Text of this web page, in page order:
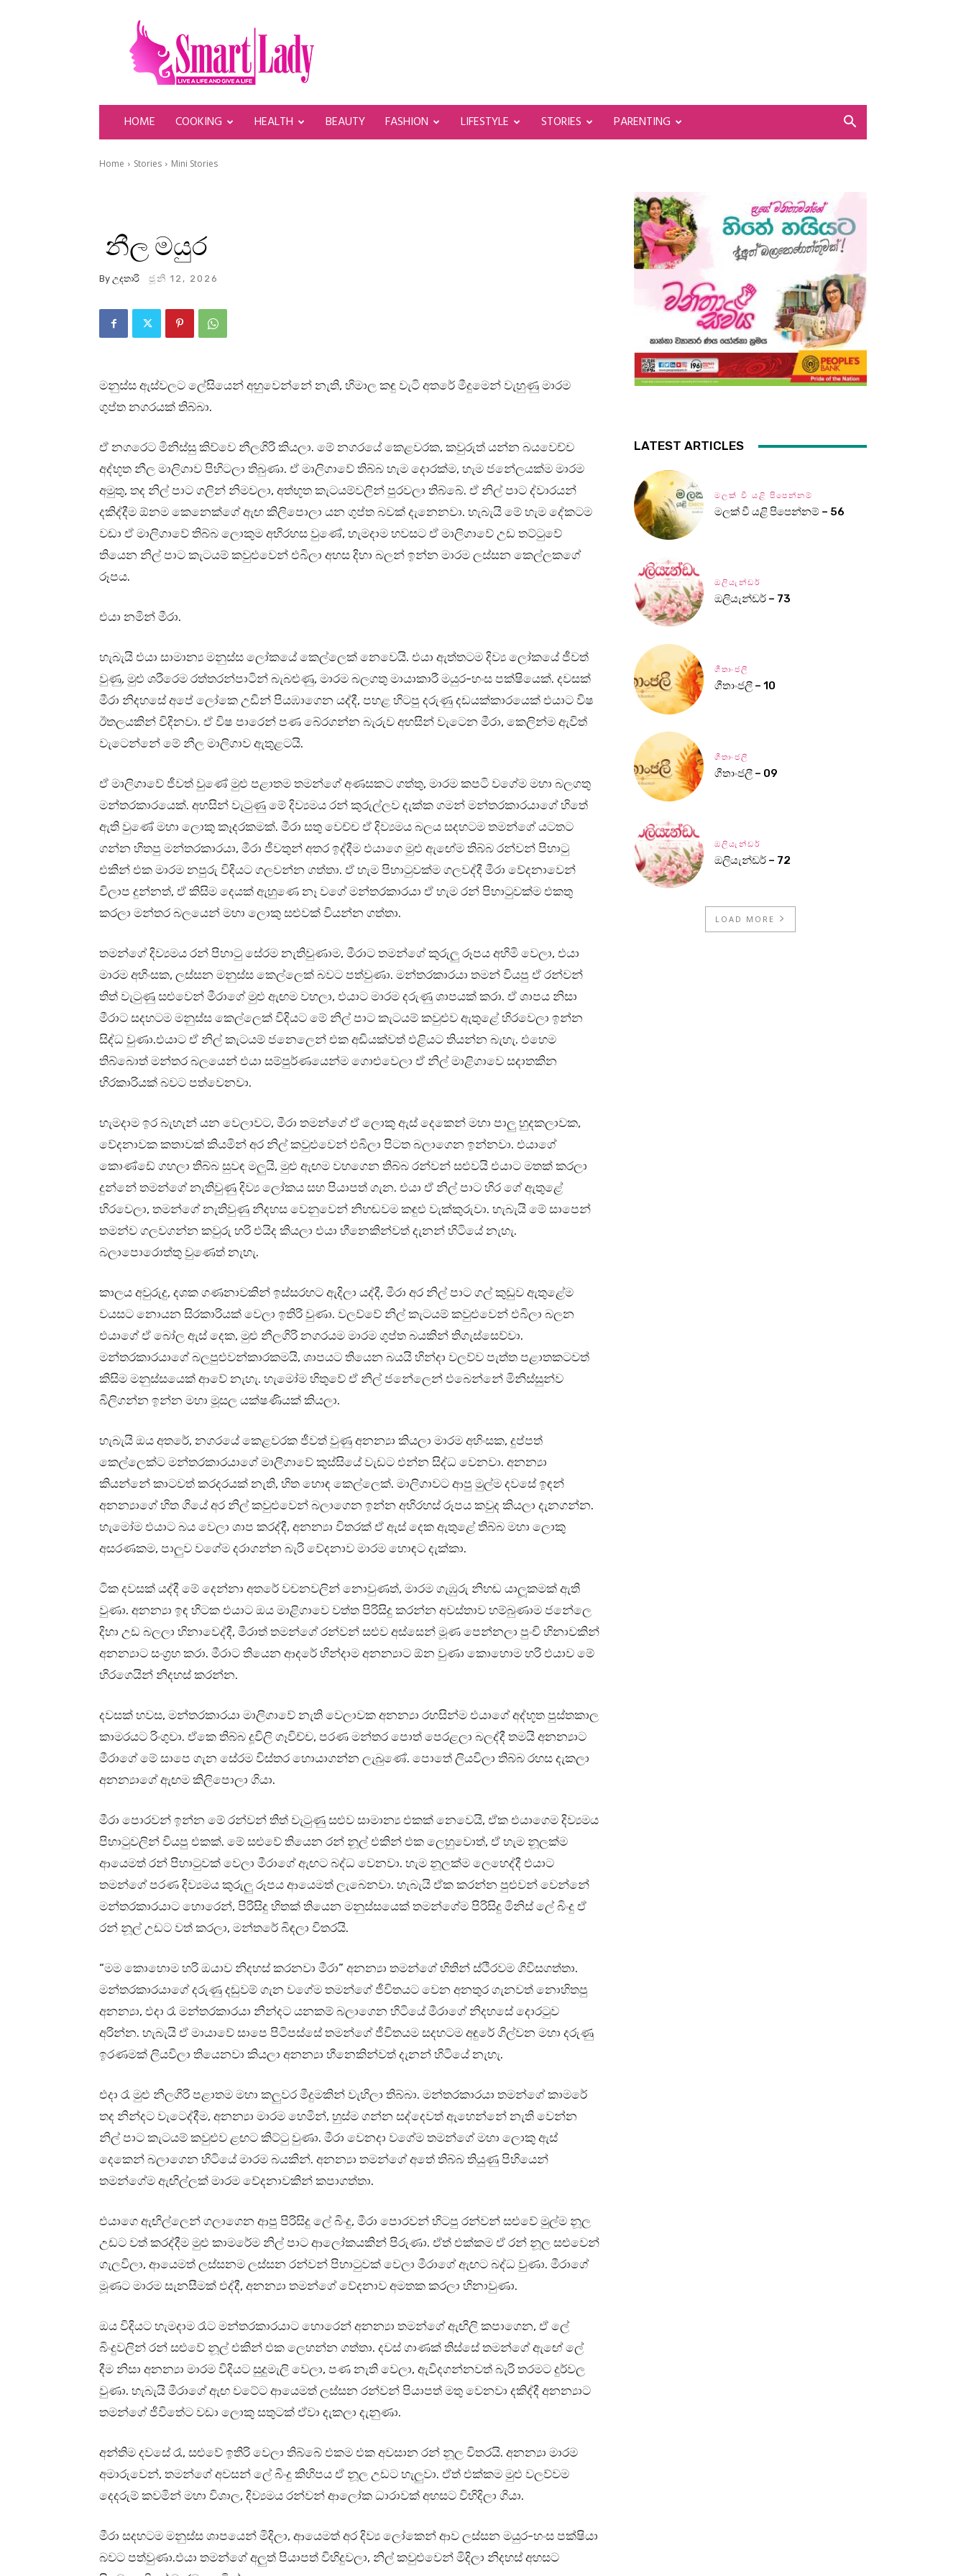
SmartLady
HOME COOKING HEALTH BEAUTY FASHION LIFESTYLE STORIES PARENTING
Home Stories Mini Stories
නීල මයුර
By උදතාරි ජූනි 12, 2026
මනුස්ස ඇස්වලට ලේසියෙන් අහුවෙන්නේ නැති, හිමාල කඳු වැටි අතරේ මීදුමෙන් වැහුණු මාරම
ගුප්ත නගරයක් තිබ්බා.
ඒ නගරෙට මිනිස්සු කිව්වෙ නීලගිරි කියලා. මේ නගරයේ කෙළවරක, කවුරුත් යන්න බයවෙච්ච
අද්භූත නීල මාලිගාව පිහිටලා තිබුණා. ඒ මාලිගාවේ තිබ්බ හැම දොරක්ම, හැම ජනේලයක්ම මාරම
අමුතු, තද නිල් පාට ගලින් නිමවලා, අත්භූත කැටයම්වලින් පුරවලා තිබ්බේ. ඒ නිල් පාට ද්වාරයන්
දකිද්දීම ඕනම කෙනෙක්ගේ ඇඟ කිලිපොලා යන ගුප්ත බවක් දැනෙනවා. හැබැයි මේ හැම දේකටම
වඩා ඒ මාලිගාවේ තිබ්බ ලොකුම අභිරහස වුණේ, හැමදාම හවසට ඒ මාලිගාවේ උඩ තට්ටුවේ
තියෙන නිල් පාට කැටයම් කවුළුවෙන් එබිලා අහස දිහා බලන් ඉන්න මාරම ලස්සන කෙල්ලකගේ
රූපය.
එයා නමින් මීරා.
හැබැයි එයා සාමාන්‍ය මනුස්ස ලෝකයේ කෙල්ලෙක් නෙවෙයි. එයා ඇත්තටම දිව්‍ය ලෝකයේ ජීවත්
වුණු, මුළු ශරීරෙම රත්තරන්පාටින් බැබළුණු, මාරම බලගතු මායාකාරී මයුර-හංස පක්ෂියෙක්. දවසක්
මීරා නිදහසේ අපේ ලෝකෙ උඩින් පියඹාගෙන යද්දී, පහළ හිටපු දරුණු දඩයක්කාරයෙක් එයාට විෂ
ඊතලයකින් විදිනවා. ඒ විෂ පාරෙන් පණ බේරගන්න බැරුව අහසින් වැටෙන මීරා, කෙලින්ම ඇවිත්
වැටෙන්නේ මේ නීල මාලිගාව ඇතුළටයි.
ඒ මාලිගාවේ ජීවත් වුණේ මුළු පළාතම තමන්ගේ අණසකට ගත්තු, මාරම කපටි වගේම මහා බලගතු
මන්තරකාරයෙක්. අහසින් වැටුණු මේ දිව්‍යමය රන් කුරුල්ලව දැක්ක ගමන් මන්තරකාරයාගේ හිතේ
ඇති වුණේ මහා ලොකු කෑදරකමක්. මීරා සතු වෙච්ච ඒ දිව්‍යමය බලය සදහටම තමන්ගේ යටතට
ගන්න හිතපු මන්තරකාරයා, මීරා ජීවතුන් අතර ඉද්දීම එයාගෙ මුළු ඇඟේම තිබ්බ රන්වන් පිහාටු
එකින් එක මාරම නපුරු විදියට ගලවන්න ගත්තා. ඒ හැම පිහාටුවක්ම ගලවද්දී මීරා වේදනාවෙන්
විලාප දුන්නත්, ඒ කිසිම දෙයක් ඇහුණෙ නෑ වගේ මන්තරකාරයා ඒ හැම රන් පිහාටුවක්ම එකතු
කරලා මන්තර බලයෙන් මහා ලොකු සළුවක් වියන්න ගත්තා.
තමන්ගේ දිව්‍යමය රන් පිහාටු සේරම නැතිවුණාම, මීරාට තමන්ගේ කුරුලු රූපය අහිමි වෙලා, එයා
මාරම අහිංසක, ලස්සන මනුස්ස කෙල්ලෙක් බවට පත්වුණා. මන්තරකාරයා තමන් වියපු ඒ රන්වන්
තිත් වැටුණු සළුවෙන් මීරාගේ මුළු ඇඟම වහලා, එයාට මාරම දරුණු ශාපයක් කරා. ඒ ශාපය නිසා
මීරාට සදහටම මනුස්ස කෙල්ලෙක් විදියට මේ නිල් පාට කැටයම් කවුළුව ඇතුළේ හිරවෙලා ඉන්න
සිද්ධ වුණා.එයාට ඒ නිල් කැටයම් ජනෙලෙන් එක අඩියක්වත් එළියට තියන්න බැහැ. එහෙම
තිබ්බොත් මන්තර බලයෙන් එයා සම්පුර්ණයෙන්ම ගොළුවෙලා ඒ නිල් මාළිගාවෙ සදාතකින
හිරකාරියක් බවට පත්වෙනවා.
හැමදාම ඉර බැහැන් යන වෙලාවට, මීරා තමන්ගේ ඒ ලොකු ඇස් දෙකෙන් මහා පාලු හුදකලාවක,
වේදනාවක කතාවක් කියමින් අර නිල් කවුළුවෙන් එබිලා පිටත බලාගෙන ඉන්නවා. එයාගේ
කොණ්ඩේ ගහලා තිබ්බ සුවඳ මලුයි, මුළු ඇඟම වහගෙන තිබ්බ රන්වන් සළුවයි එයාට මතක් කරලා
දුන්නේ තමන්ගේ නැතිවුණු දිව්‍ය ලෝකය සහ පියාපත් ගැන. එයා ඒ නිල් පාට හිර ගේ ඇතුළේ
හිරවෙලා, තමන්ගේ නැතිවුණු නිදහස වෙනුවෙන් නිහඬවම කඳුළු වැක්කුරුවා. හැබැයි මේ සාපෙන්
තමන්ව ගලවගන්න කවුරු හරි එයිද කියලා එයා හීනෙකින්වත් දැනන් හිටියේ නැහැ.
බලාපොරොත්තු වුණෙත් නැහැ.
කාලය අවුරුදු, දශක ගණනාවකින් ඉස්සරහට ඇදිලා යද්දී, මීරා අර නිල් පාට ගල් කුඩුව ඇතුළේම
වයසට නොයන සිරකාරියක් වෙලා ඉතිරි වුණා. වලව්වේ නිල් කැටයම් කවුළුවෙන් එබිලා බලන
එයාගේ ඒ බෝල ඇස් දෙක, මුළු නීලගිරි නගරයම මාරම ගුප්ත බයකින් තිගැස්සෙව්වා.
මන්තරකාරයාගේ බලපුළුවන්කාරකමයි, ශාපයට තියෙන බයයි හින්දා වලව්ව පැත්ත පළාතකටවත්
කිසිම මනුස්සයෙක් ආවේ නැහැ. හැමෝම හිතුවේ ඒ නිල් ජනේලෙන් එබෙන්නේ මිනිස්සුන්ව
බිලිගන්න ඉන්න මහා මූසල යක්ෂණියක් කියලා.
හැබැයි ඔය අතරේ, නගරයේ කෙළවරක ජීවත් වුණු අනන්‍යා කියලා මාරම අහිංසක, දුප්පත්
කෙල්ලෙක්ට මන්තරකාරයාගේ මාලිගාවේ කුස්සියේ වැඩට එන්න සිද්ධ වෙනවා. අනන්‍යා
කියන්නේ කාටවත් කරදරයක් නැති, හිත හොඳ කෙල්ලෙක්. මාලිගාවට ආපු මුල්ම දවසේ ඉඳන්
අනන්‍යාගේ හිත ගියේ අර නිල් කවුළුවෙන් බලාගෙන ඉන්න අභිරහස් රූපය කවුද කියලා දැනගන්න.
හැමෝම එයාට බය වෙලා ශාප කරද්දී, අනන්‍යා විතරක් ඒ ඇස් දෙක ඇතුළේ තිබ්බ මහා ලොකු
අසරණකම, පාලුව වගේම දරාගන්න බැරි වේදනාව මාරම හොඳට දැක්කා.
ටික දවසක් යද්දී මේ දෙන්නා අතරේ වචනවලින් නොවුණත්, මාරම ගැඹුරු නිහඬ යාලූකමක් ඇති
වුණා. අනන්‍යා ඉඳ හිටක එයාට ඔය මාළිගාවෙ වත්ත පිරිසිදු කරන්න අවස්තාව හම්බුණාම ජනේලෙ
දිහා උඩ බලලා හිනාවෙද්දී, මීරාත් තමන්ගේ රන්වන් සළුව අස්සෙන් මූණ පෙන්නලා පුංචි හිනාවකින්
අනන්‍යාට සංග්‍රහ කරා. මීරාට තියෙන ආදරේ හින්දාම අනන්‍යාට ඕන වුණා කොහොම හරි එයාව මේ
හිරගෙයින් නිදහස් කරන්න.
දවසක් හවස, මන්තරකාරයා මාලිගාවේ නැති වෙලාවක අනන්‍යා රහසින්ම එයාගේ අද්භූත පුස්තකාල
කාමරයට රිංගුවා. ඒකෙ තිබ්බ දූවිලි ගෑවිච්ච, පරණ මන්තර පොත් පෙරළලා බලද්දී තමයි අනන්‍යාට
මීරාගේ මේ සාපෙ ගැන සේරම විස්තර හොයාගන්න ලැබුණේ. පොතේ ලියවිලා තිබ්බ රහස දැකලා
අනන්‍යාගේ ඇඟම කිලිපොලා ගියා.
මීරා පොරවන් ඉන්න මේ රන්වන් තිත් වැටුණු සළුව සාමාන්‍ය එකක් නෙවෙයි, ඒක එයාගෙම දිව්‍යමය
පිහාටුවලින් වියපු එකක්. මේ සළුවේ තියෙන රන් නූල් එකින් එක ලෙහුවොත්, ඒ හැම නූලක්ම
ආයෙමත් රන් පිහාටුවක් වෙලා මීරාගේ ඇඟට බද්ධ වෙනවා. හැම නූලක්ම ලෙහෙද්දී එයාට
තමන්ගේ පරණ දිව්‍යමය කුරුලු රූපය ආයෙමත් ලැබෙනවා. හැබැයි ඒක කරන්න පුළුවන් වෙන්නේ
මන්තරකාරයාට හොරෙන්, පිරිසිදු හිතක් තියෙන මනුස්සයෙක් තමන්ගේම පිරිසිදු මිනිස් ලේ බිංදු ඒ
රන් නූල් උඩට වත් කරලා, මන්තරේ බිඳලා විතරයි.
“මම කොහොම හරි ඔයාව නිදහස් කරනවා මීරා” අනන්‍යා තමන්ගේ හිතින් ස්ථිරවම ගිවිසගත්තා.
මන්තරකාරයාගේ දරුණු දඬුවම් ගැන වගේම තමන්ගේ ජීවිතයට වෙන අනතුර ගැනවත් නොහිතපු
අනන්‍යා, එදා රෑ මන්තරකාරයා නින්දට යනකම් බලාගෙන හිටියේ මීරාගේ නිදහසේ දොරටුව
අරින්න. හැබැයි ඒ මායාවේ සාපෙ පිටිපස්සේ තමන්ගේ ජීවිතයම සදහටම අඳුරේ ගිල්වන මහා දරුණු
ඉරණමක් ලියවිලා තියෙනවා කියලා අනන්‍යා හීනෙකින්වත් දැනන් හිටියේ නැහැ.
එදා රෑ මුළු නීලගිරි පළාතම මහා කලුවර මීදුමකින් වැහිලා තිබ්බා. මන්තරකාරයා තමන්ගේ කාමරේ
තද නින්දට වැටෙද්දීම, අනන්‍යා මාරම හෙමින්, හුස්ම ගන්න සද්දෙවත් ඇහෙන්නේ නැති වෙන්න
නිල් පාට කැටයම් කවුළුව ළඟට කිට්ටු වුණා. මීරා වෙනදා වගේම තමන්ගේ මහා ලොකු ඇස්
දෙකෙන් බලාගෙන හිටියේ මාරම බයකින්. අනන්‍යා තමන්ගේ අතේ තිබ්බ තියුණු පිහියෙන්
තමන්ගේම ඇඟිල්ලක් මාරම වේදනාවකින් කපාගත්තා.
එයාගෙ ඇඟිල්ලෙන් ගලාගෙන ආපු පිරිසිදු ලේ බිංදු, මීරා පොරවන් හිටපු රන්වන් සළුවේ මුල්ම නූල
උඩට වත් කරද්දීම මුළු කාමරේම නිල් පාට ආලෝකයකින් පිරුණා. ඒත් එක්කම ඒ රන් නූල සළුවෙන්
ගැලවිලා, ආයෙමත් ලස්සනම ලස්සන රන්වන් පිහාටුවක් වෙලා මීරාගේ ඇඟට බද්ධ වුණා. මීරාගේ
මූණට මාරම සැනසීමක් එද්දී, අනන්‍යා තමන්ගේ වේදනාව අමතක කරලා හිනාවුණා.
ඔය විදියට හැමදාම රෑට මන්තරකාරයාට හොරෙන් අනන්‍යා තමන්ගේ ඇඟිලි කපාගෙන, ඒ ලේ
බිංදුවලින් රන් සළුවේ නූල් එකින් එක ලෙහන්න ගත්තා. දවස් ගාණක් තිස්සේ තමන්ගේ ඇඟේ ලේ
දීම නිසා අනන්‍යා මාරම විදියට සුදුමැලි වෙලා, පණ නැති වෙලා, ඇවිදගන්නවත් බැරි තරමට දුර්වල
වුණා. හැබැයි මීරාගේ ඇඟ වටේට ආයෙමත් ලස්සන රන්වන් පියාපත් මතු වෙනවා දකිද්දී අනන්‍යාට
තමන්ගේ ජීවිතේට වඩා ලොකු සතුටක් ඒවා දැකලා දැනුණා.
අන්තිම දවසේ රෑ, සළුවේ ඉතිරි වෙලා තිබ්බේ එකම එක අවසාන රන් නූල විතරයි. අනන්‍යා මාරම
අමාරුවෙන්, තමන්ගේ අවසන් ලේ බිංදු කිහිපය ඒ නූල උඩට හැලුවා. ඒත් එක්කම මුළු වලව්වම
දෙදරුම් කවමින් මහා විශාල, දිව්‍යමය රන්වන් ආලෝක ධාරාවක් අහසට විහිදිලා ගියා.
මීරා සදහටම මනුස්ස ශාපයෙන් මිදිලා, ආයෙමත් අර දිව්‍ය ලෝකෙන් ආව ලස්සන මයුර-හංස පක්ෂියා
බවට පත්වුණා.එයා තමන්ගේ අලුත් පියාපත් විහිදුවලා, නිල් කවුළුවෙන් මිදිලා නිදහස් අහසට
LATEST ARTICLES
මලක් වී යළි පිපෙන්නම්
මලක් වී යළි පිපෙන්නම් – 56
ඔලියැන්ඩර්
ඔලියැන්ඩර් – 73
ගීතාංජලී
ගීතාංජලී – 10
ගීතාංජලී
ගීතාංජලී – 09
ඔලියැන්ඩර්
ඔලියැන්ඩර් – 72
LOAD MORE